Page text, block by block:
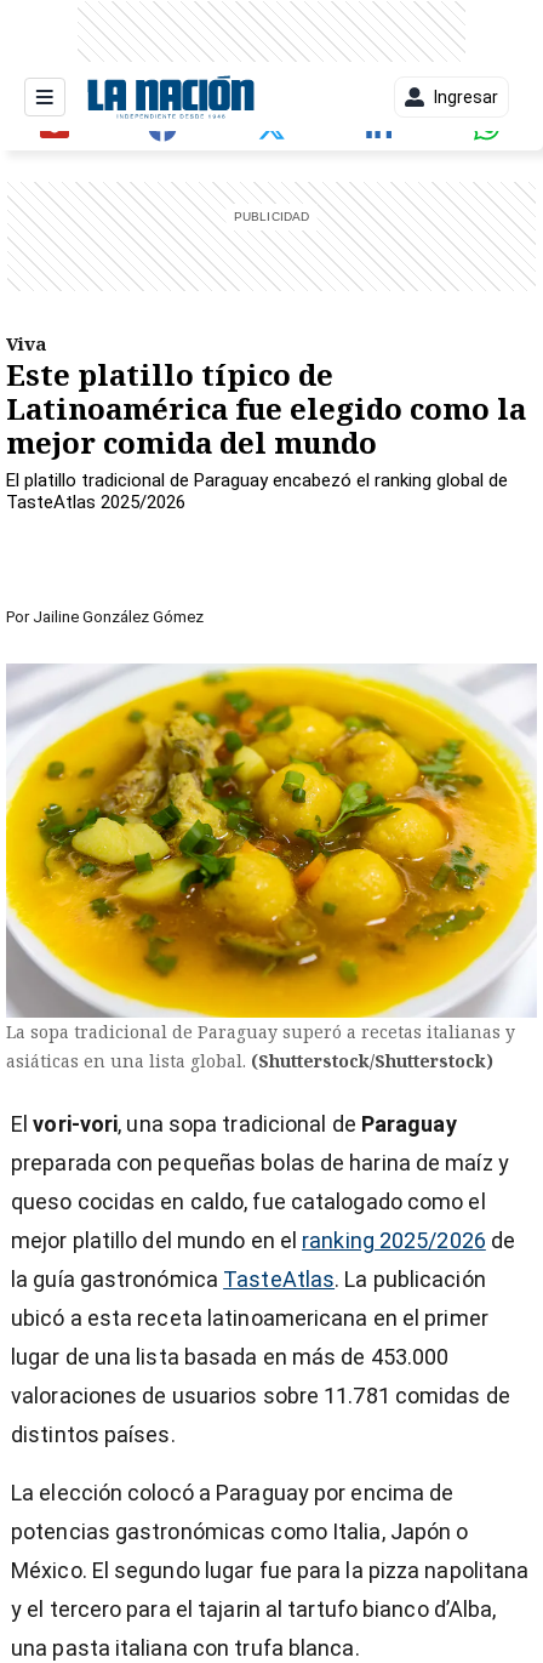
Ingresar
Viva
Este platillo típico de
Latinoamérica fue elegido como la
mejor comida del mundo
El platillo tradicional de Paraguay encabezó el ranking global de
TasteAtlas 2025/2026
Por Jailine González Gómez
La sopa tradicional de Paraguay superó a recetas italianas y
asiáticas en una lista global. (Shutterstock/Shutterstock)
Elvori-vori, una sopa tradicional de Paraguay
preparada con pequeñas bolas de harina de maíz y
queso cocidas en caldo, fue catalogado como el
mejor platillo del mundo en el ranking 2025/2026 de
la guía gastronómica TasteAtlas. La publicación
ubicó a esta receta latinoamericana en el primer
lugar de una lista basada en más de 453.000
valoraciones de usuarios sobre 11.781 comidas de
distintos países.
La elección colocó a Paraguay por encima de
potencias gastronómicas como Italia, Japón o
México. El segundo lugar fue para la pizza napolitana
y el tercero para el tajarin al tartufo bianco d’Alba,
una pasta italiana con trufa blanca.